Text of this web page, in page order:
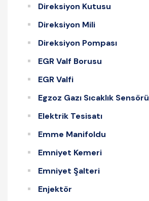
Direksiyon Kutusu
Direksiyon Mili
Direksiyon Pompası
EGR Valf Borusu
EGR Valfi
Egzoz Gazı Sıcaklık Sensörü
Elektrik Tesisatı
Emme Manifoldu
Emniyet Kemeri
Emniyet Şalteri
Enjektör